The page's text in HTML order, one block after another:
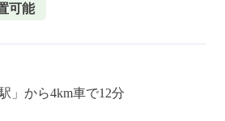
可能
」から4km車で12分